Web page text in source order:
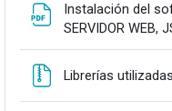
Instalación del
SERVIDOR WEB,
Librerías